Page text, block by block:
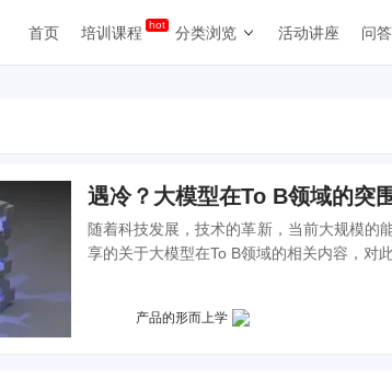
首页 培训课程 分类浏览 活动讲座 问答
遇冷？大模型在To B领域的突
随着科技发展，技术的革新，当前大规模的
享的关于大模型在To B领域的相关内容，对
产品的形而上学